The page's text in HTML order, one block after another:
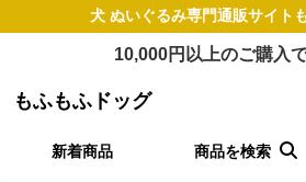
犬 ぬいぐるみ専門通販サイト
10,000円以上のご購入
もふもふドッグ
新着商品 商品を検索